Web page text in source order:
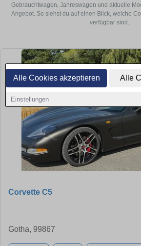
Alle Cookies akzeptieren Alle
Einstellungen
Gebrauchtwagen, Jahreswagen und aktuelle
Angebot. So siehst du auf einen Blick, welche
verfügbar sind.
Corvette C5
Gotha, 99867